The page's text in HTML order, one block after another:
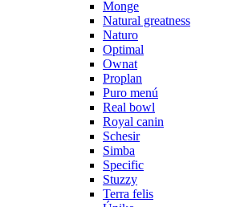
Monge
Natural greatness
Naturo
Optimal
Ownat
Proplan
Puro menú
Real bowl
Royal canin
Schesir
Simba
Specific
Stuzzy
Terra felis